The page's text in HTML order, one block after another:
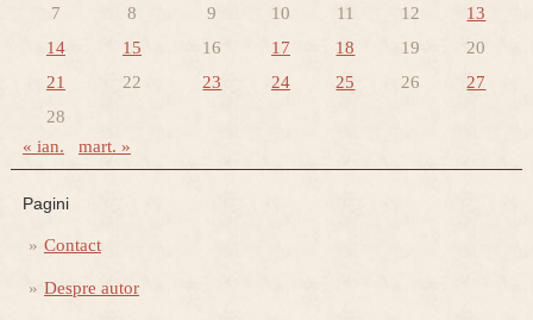
7
8 9 10 11 12
13
14
15 16 17 18 19
20
21
22 23 24 25 26
27
28
« ian. mart. »
Pagini
Contact
Despre autor